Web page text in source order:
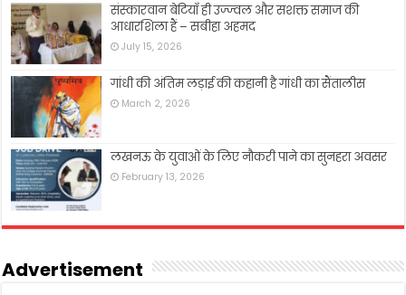
संस्कारवान बेटियाँ ही उज्ज्वल और सशक्त समाज की
आधारशिला हैं – सबीहा अहमद
July 15, 2026
गांधी की अंतिम लड़ाई की कहानी है गांधी का सैंतालीस
March 2, 2026
लखनऊ के युवाओं के लिए नौकरी पाने का सुनहरा अवसर
February 13, 2026
Advertisement